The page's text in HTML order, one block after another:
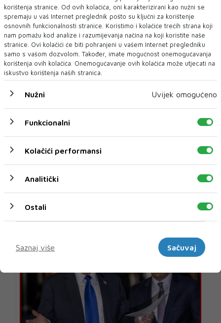
Vijesti iz svijeta
korištenja stranice. Od ovih kolačića, oni karakterizirani kao nužni se
spremaju u vaš Internet preglednik pošto su ključni za korištenje
osnovnih funkcionalnosti stranice. Koristimo i kolačiće trećih strana koji
nam pomažu kod analize i razumijevanja načina na koji koristite naše
stranice. Ovi kolačići će biti pohranjeni u vašem Internet pregledniku
samo s vašom dozvolom. Također, imate mogućnost onemogućavanja
korištenja ovih kolačića. Onemogućavanje ovih kolačića može utjecati na
iskustvo korištenja naših stranica.
Nužni Uvijek omogućeno
Funkcionalni
Kolačići performansi
Analitički
Ostali
Saznaj više
Sačuvaj